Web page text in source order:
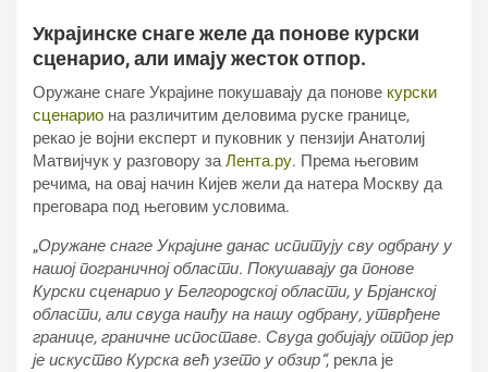
Украјинске снаге желе да понове курски
сценарио, али имају жесток отпор.
Оружане снаге Украјине покушавају да понове курски
сценарио на различитим деловима руске границе,
рекао је војни експерт и пуковник у пензији Анатолиј
Матвијчук у разговору заЛента.ру. Према његовим
речима, на овај начин Кијев жели да натера Москву да
преговара под његовим условима.
„Оружане снаге Украјине данас испитују сву одбрану у
нашој пограничној области. Покушавају да понове
Курски сценарио у Белгородској области, у Брјанској
области, али свуда наиђу на нашу одбрану, утврђене
границе, граничне испоставе. Свуда добијају отпор јер
је искуство Курска већ узето у обзир“, рекла је